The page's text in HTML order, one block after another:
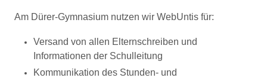
Am Dürer-Gymnasium nutzen wir WebUntis für:
Versand von allen Elternschreiben und
Informationen der Schulleitung
Kommunikation des Stunden- und